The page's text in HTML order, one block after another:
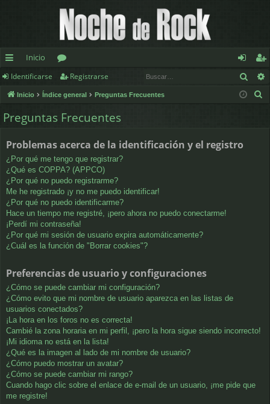
nl
ac
es
pi
d
os
Inicio
or
os
de
nt
eg
ist
Identificarse Registrarse
Inicio Índice general Preguntas Frecuentes
Preguntas Frecuentes
Problemas acerca de la identificación y el registro
¿Por qué me tengo que registrar?
¿Qué es COPPA? (APPCO)
¿Por qué no puedo registrarme?
Me he registrado ¡y no me puedo identificar!
¿Por qué no puedo identificarme?
Hace un tiempo me registré, ¡pero ahora no puedo conectarme!
¡Perdí mi contraseña!
¿Por qué mi sesión de usuario expira automáticamente?
¿Cuál es la función de "Borrar cookies"?
Preferencias de usuario y configuraciones
¿Cómo se puede cambiar mi configuración?
¿Cómo evito que mi nombre de usuario aparezca en las listas de
usuarios conectados?
¡La hora en los foros no es correcta!
Cambié la zona horaria en mi perfil, ¡pero la hora sigue siendo incorrecto!
¡Mi idioma no está en la lista!
¿Qué es la imagen al lado de mi nombre de usuario?
¿Cómo puedo mostrar un avatar?
¿Cómo se puede cambiar mi rango?
Cuando hago clic sobre el enlace de e-mail de un usuario, ¡me pide que
me registre!